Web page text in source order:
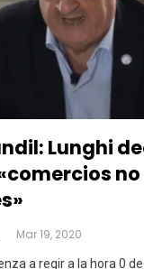
Lunghi
no
Mar 19, 2020
a regir a la hora 0